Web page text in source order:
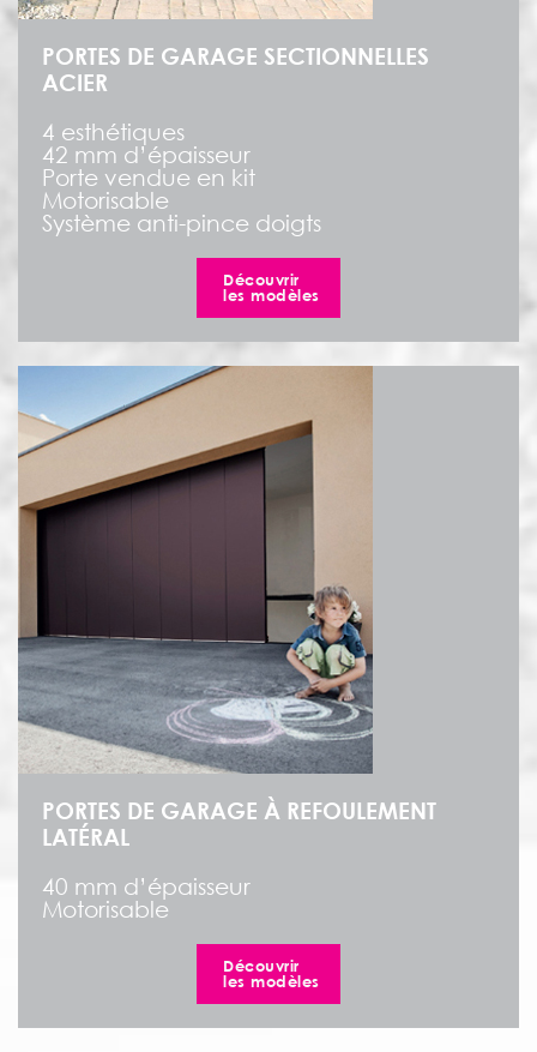
PORTES DE GARAGE SECTIONNELLES
ACIER
4 esthétiques
42 mm d’épaisseur
Porte vendue en kit
Motorisable
Système anti-pince doigts
Découvrir
les modèles
PORTES DE GARAGE À REFOULEMENT
LATÉRAL
40 mm d’épaisseur
Motorisable
Découvrir
les modèles